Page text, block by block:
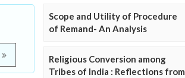
Scope and Utility of Procedure
of Remand- An Analysis
Religious Conversion among
Tribes of India : Reflections from